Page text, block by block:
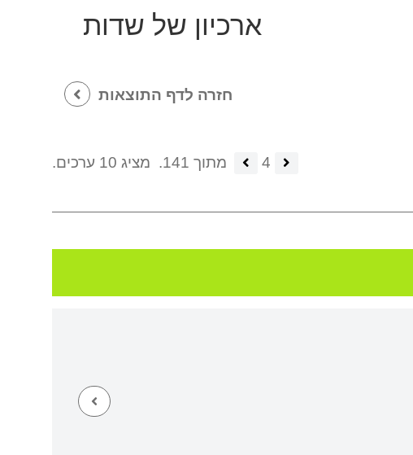
ארכיון של שדות
חזרה לדף התוצאות
4 מתוך 141.
מציג 10 ערכים.